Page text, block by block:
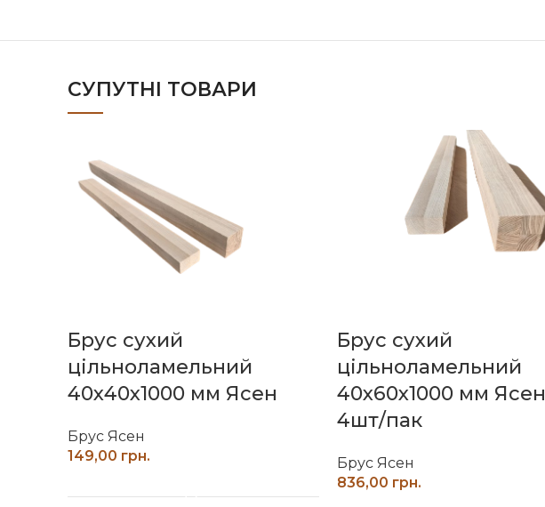
СУПУТНІ ТОВАРИ
Брус сухий
цільноламельний
40х40х1000 мм Ясен
Брус Ясен
грн.
Брус сухий
цільноламельний
40х60х1000 мм Ясен
4шт/пак
Брус Ясен
грн.